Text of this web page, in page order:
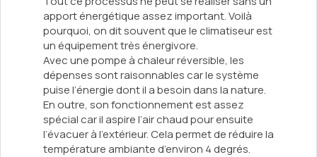
apport énergétique assez important. Voilà
pourquoi, on dit souvent que le climatiseur est
un équipement très énergivore.
Avec une pompe à chaleur réversible, les
dépenses sont raisonnables car le système
puise l’énergie dont il a besoin dans la nature.
En outre, son fonctionnement est assez
spécial car il aspire l’air chaud pour ensuite
l’évacuer à l’extérieur. Cela permet de réduire la
température ambiante d’environ 4 degrés.